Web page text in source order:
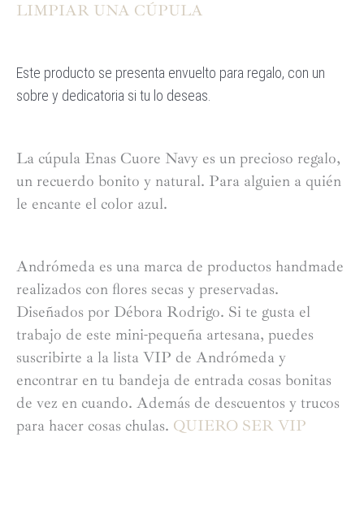
LIMPIAR UNA CÚPULA
Este producto se presenta envuelto para regalo, con un
sobre y dedicatoria si tu lo deseas.
La cúpula Enas Cuore Navy es un precioso regalo,
un recuerdo bonito y natural. Para alguien a quién
le encante el color azul.
Andrómeda es una marca de productos handmade
realizados con flores secas y preservadas.
Diseñados por Débora Rodrigo. Si te gusta el
trabajo de este mini-pequeña artesana, puedes
suscribirte a la lista VIP de Andrómeda y
encontrar en tu bandeja de entrada cosas bonitas
de vez en cuando. Además de descuentos y trucos
para hacer cosas chulas. QUIERO SER VIP